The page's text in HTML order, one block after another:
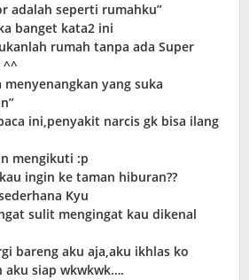
adalah seperti rumahku”
banget kata2 ini
rumah tanpa ada Super
^^
yang suka
ini,penyakit narcis gk bisa ilang
mengikuti :p
ingin ke taman hiburan??
Kyu
sulit mengingat kau dikenal
bareng aku aja,aku ikhlas ko
aku siap wkwkwk….